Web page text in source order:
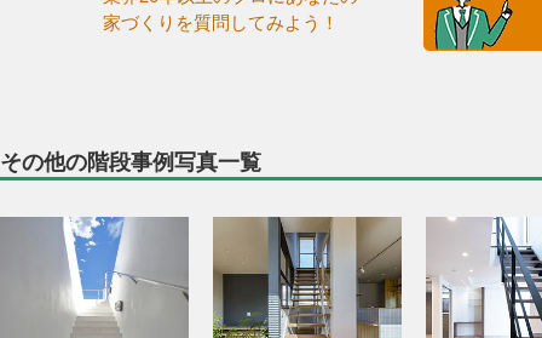
家づくりを質問してみよう！
その他の階段事例写真一覧